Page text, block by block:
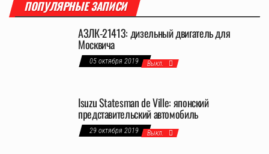
ПОПУЛЯРНЫЕ ЗАПИСИ
АЗЛК-21413: дизельный двигатель для
Москвича
05 октября 2019 Выкл.
Isuzu Statesman de Ville: японский
представительский автомобиль
29 октября 2019 Выкл.